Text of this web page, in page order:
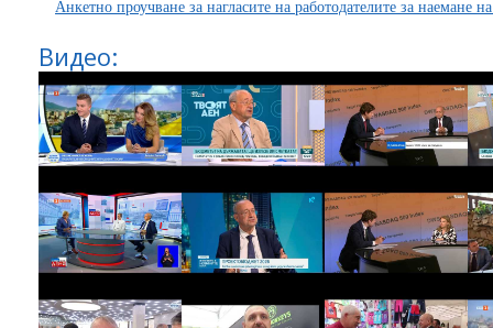
Анкетно проучване за нагласите на работодателите за наемане
Видео: